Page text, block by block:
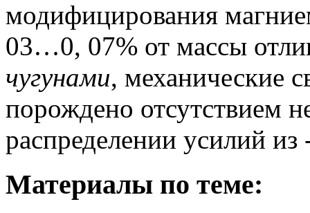
модифицирования
03…0, 07% от массы
чугунами, механические
порождено отсутствием
распределении усилий
Материалы по теме: